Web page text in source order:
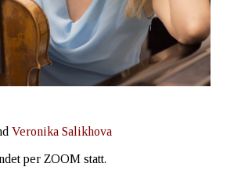
Veronika Salikhova
per ZOOM statt.